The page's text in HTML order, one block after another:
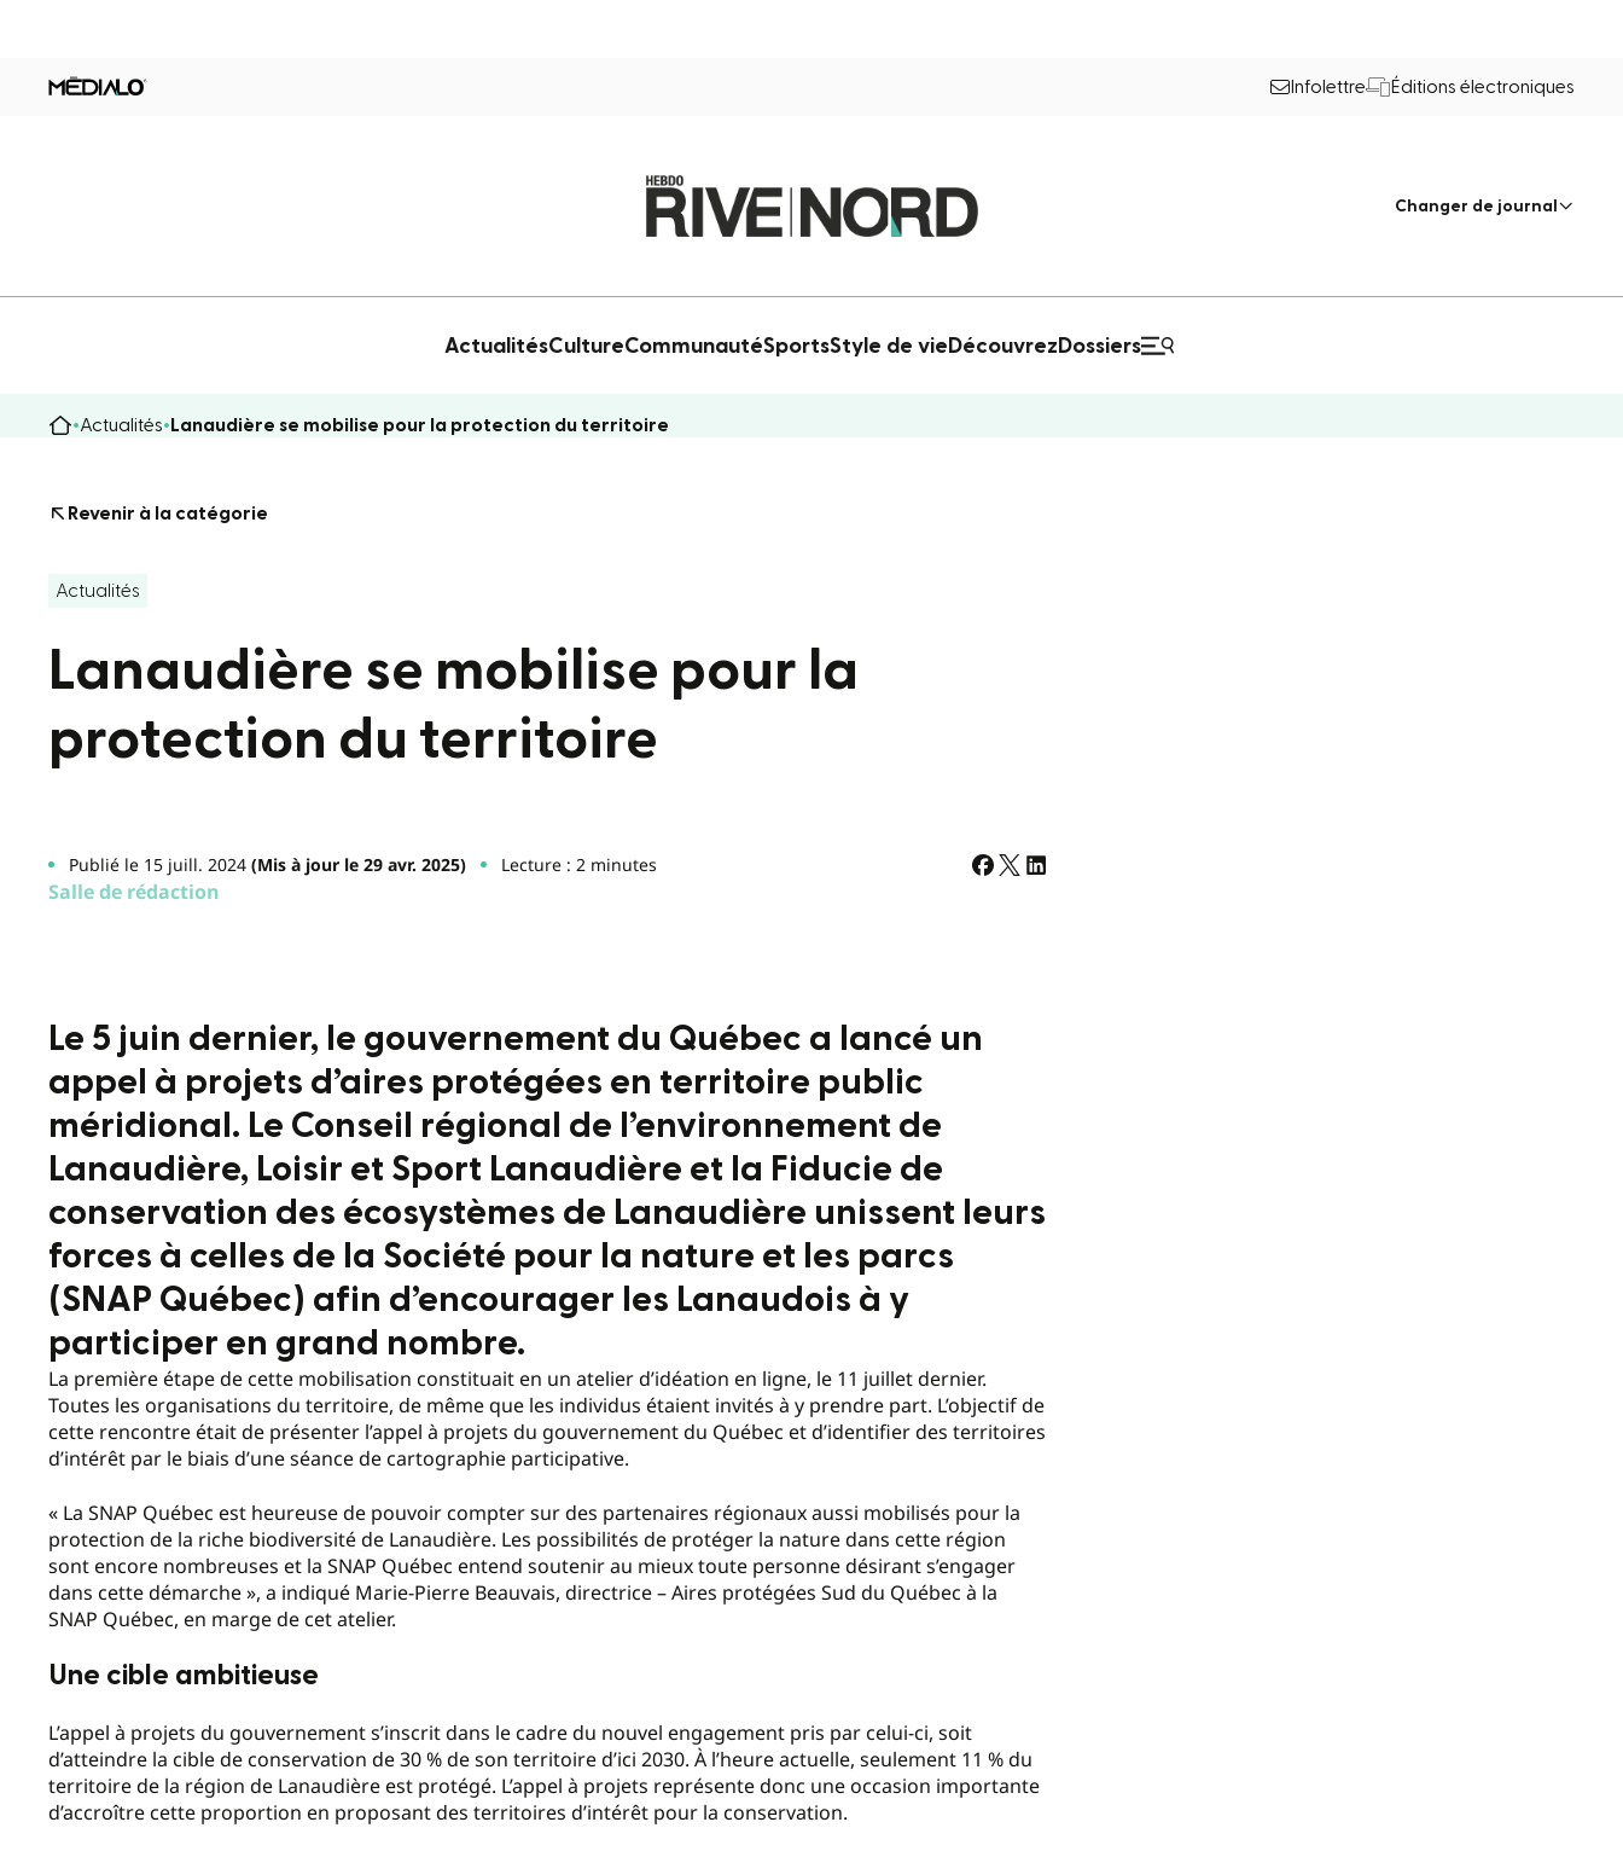
Infolettre Éditions électroniques
Changer de journal
ActualitésCultureCommunautéSportsStyle de vie Découvrez Dossiers
Actualités Lanaudière se mobilise pour la protection du territoire
Revenir à la catégorie
Actualités
Lanaudière se mobilise pour la
protection du territoire
Publié le 15 juill. 2024(Mis à jour le 29 avr. 2025) Lecture : 2 minutes
Salle de rédaction
Le 5 juin dernier, le gouvernement du Québec a lancé un
appel à projets d’aires protégées en territoire public
méridional. Le Conseil régional de l’environnement de
Lanaudière, Loisir et Sport Lanaudière et la Fiducie de
conservation des écosystèmes de Lanaudière unissent leurs
forces à celles de la Société pour la nature et les parcs
(SNAP Québec) afin d’encourager les Lanaudois à y
participer en grand nombre.
La première étape de cette mobilisation constituait en un atelier d’idéation en ligne, le 11 juillet dernier.
Toutes les organisations du territoire, de même que les individus étaient invités à y prendre part. L’objectif de
cette rencontre était de présenter l’appel à projets du gouvernement du Québec et d’identifier des territoires
d’intérêt par le biais d’une séance de cartographie participative.
« La SNAP Québec est heureuse de pouvoir compter sur des partenaires régionaux aussi mobilisés pour la
protection de la riche biodiversité de Lanaudière. Les possibilités de protéger la nature dans cette région
sont encore nombreuses et la SNAP Québec entend soutenir au mieux toute personne désirant s’engager
dans cette démarche », a indiqué Marie-Pierre Beauvais, directrice – Aires protégées Sud du Québec à la
SNAP Québec, en marge de cet atelier.
Une cible ambitieuse
L’appel à projets du gouvernement s’inscrit dans le cadre du nouvel engagement pris par celui-ci, soit
d’atteindre la cible de conservation de 30 % de son territoire d’ici 2030. À l’heure actuelle, seulement 11 % du
territoire de la région de Lanaudière est protégé. L’appel à projets représente donc une occasion importante
d’accroître cette proportion en proposant des territoires d’intérêt pour la conservation.